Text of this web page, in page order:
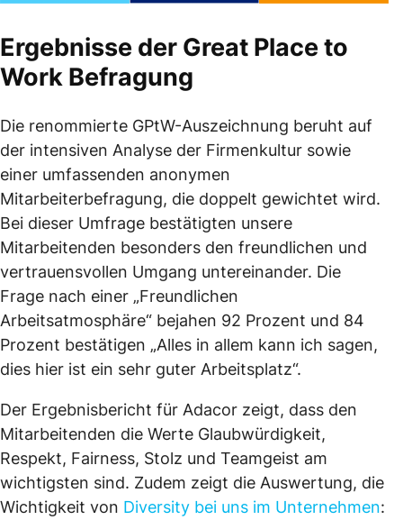
Ergebnisse der Great Place to
Work Befragung
Die renommierte GPtW-Auszeichnung beruht auf
der intensiven Analyse der Firmenkultur sowie
einer umfassenden anonymen
Mitarbeiterbefragung, die doppelt gewichtet wird.
Bei dieser Umfrage bestätigten unsere
Mitarbeitenden besonders den freundlichen und
vertrauensvollen Umgang untereinander. Die
Frage nach einer „Freundlichen
Arbeitsatmosphäre“ bejahen 92 Prozent und 84
Prozent bestätigen „Alles in allem kann ich sagen,
dies hier ist ein sehr guter Arbeitsplatz“.
Der Ergebnisbericht für Adacor zeigt, dass den
Mitarbeitenden die Werte Glaubwürdigkeit,
Respekt, Fairness, Stolz und Teamgeist am
wichtigsten sind. Zudem zeigt die Auswertung, die
Wichtigkeit von Diversity bei uns im Unternehmen: